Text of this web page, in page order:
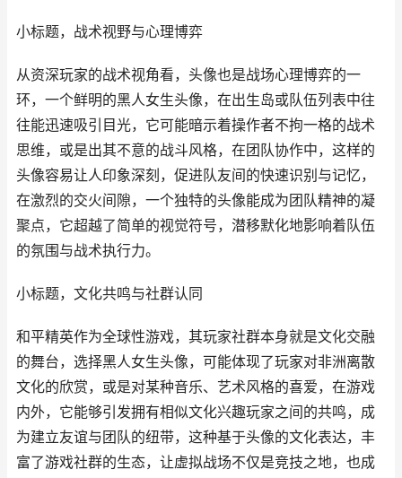
小标题，战术视野与心理博弈
从资深玩家的战术视角看，头像也是战场心理博弈的一
环，一个鲜明的黑人女生头像，在出生岛或队伍列表中往
往能迅速吸引目光，它可能暗示着操作者不拘一格的战术
思维，或是出其不意的战斗风格，在团队协作中，这样的
头像容易让人印象深刻，促进队友间的快速识别与记忆，
在激烈的交火间隙，一个独特的头像能成为团队精神的凝
聚点，它超越了简单的视觉符号，潜移默化地影响着队伍
的氛围与战术执行力。
小标题，文化共鸣与社群认同
和平精英作为全球性游戏，其玩家社群本身就是文化交融
的舞台，选择黑人女生头像，可能体现了玩家对非洲离散
文化的欣赏，或是对某种音乐、艺术风格的喜爱，在游戏
内外，它能够引发拥有相似文化兴趣玩家之间的共鸣，成
为建立友谊与团队的纽带，这种基于头像的文化表达，丰
富了游戏社群的生态，让虚拟战场不仅是竞技之地，也成